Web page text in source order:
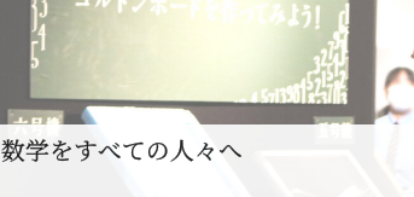
数学をすべての人々へ